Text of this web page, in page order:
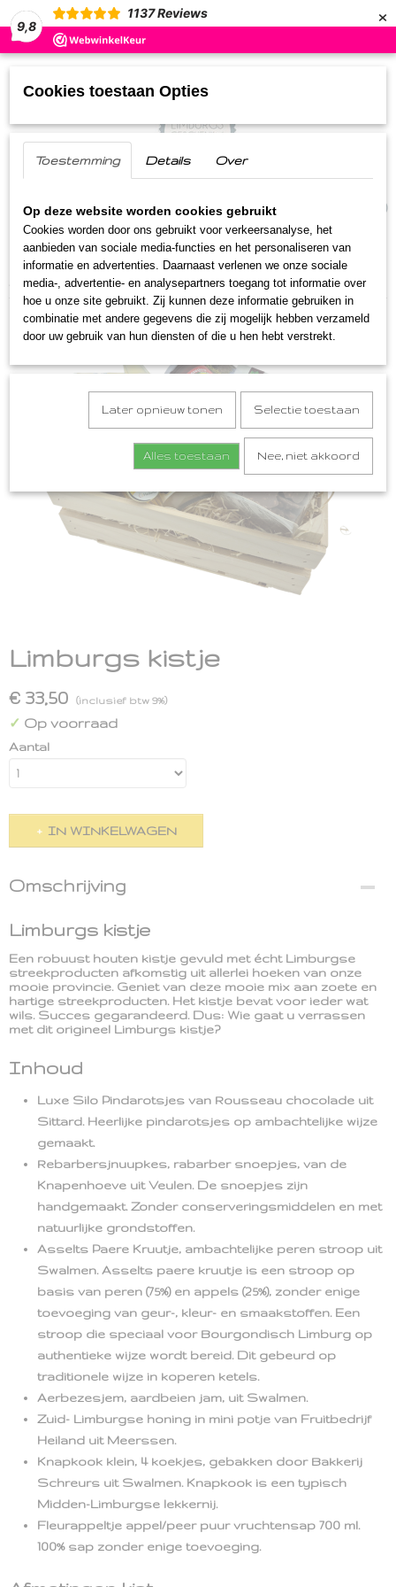
9,8
1137 Reviews ×
(0)
Home >Limburgse Geschenken>
Felicitatie
pakketten>Limburgs kistje
Limburgs kistje
€ 33,50 (inclusief btw 9%)
✓ Op voorraad
Aantal
IN WINKELWAGEN
Omschrijving
Limburgs kistje
Een robuust houten kistje gevuld met écht Limburgse
streekproducten afkomstig uit allerlei hoeken van onze
mooie provincie. Geniet van deze mooie mix aan zoete en
hartige streekproducten. Het kistje bevat voor ieder wat
wils. Succes gegarandeerd. Dus: Wie gaat u verrassen
met dit origineel Limburgs kistje?
Inhoud
Luxe Silo Pindarotsjes van Rousseau chocolade uit
Sittard. Heerlijke pindarotsjes op ambachtelijke wijze
gemaakt.
Rebarbersjnuupkes, rabarber snoepjes, van de
Knapenhoeve uit Veulen. De snoepjes zijn
handgemaakt. Zonder conserveringsmiddelen en met
natuurlijke grondstoffen.
Asselts Paere Kruutje, ambachtelijke peren stroop uit
Swalmen. Asselts paere kruutje is een stroop op
basis van peren (75%) en appels (25%), zonder enige
toevoeging van geur-, kleur- en smaakstoffen. Een
stroop die speciaal voor Bourgondisch Limburg op
authentieke wijze wordt bereid. Dit gebeurd op
traditionele wijze in koperen ketels.
Aerbezesjem, aardbeien jam, uit Swalmen.
Zuid- Limburgse honing in mini potje van Fruitbedrijf
Heiland uit Meerssen.
Knapkook klein, 4 koekjes, gebakken door Bakkerij
Schreurs uit Swalmen. Knapkook is een typisch
Midden-Limburgse lekkernij.
Fleurappeltje appel/peer puur vruchtensap 700 ml.
100% sap zonder enige toevoeging.
Cookies toestaan Opties
Toestemming Details Over
Op deze website worden cookies gebruikt
Cookies worden door ons gebruikt voor verkeersanalyse, het
aanbieden van sociale media-functies en het personaliseren van
informatie en advertenties. Daarnaast verlenen we onze sociale
media-, advertentie- en analysepartners toegang tot informatie over
hoe u onze site gebruikt. Zij kunnen deze informatie gebruiken in
combinatie met andere gegevens die zij mogelijk hebben verzameld
door uw gebruik van hun diensten of die u hen hebt verstrekt.
Later opnieuw tonen Selectie toestaan
Alles toestaan Nee, niet akkoord